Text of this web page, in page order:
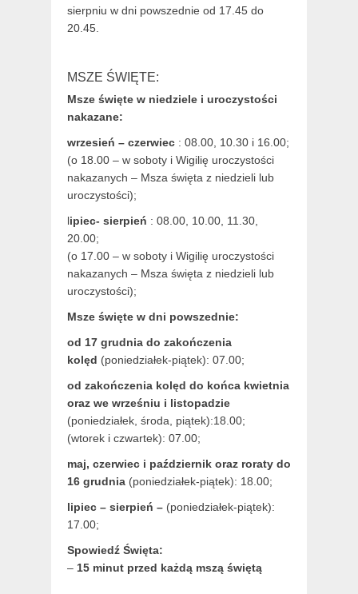
sierpniu w dni powszednie od 17.45 do
20.45.
MSZE ŚWIĘTE:
Msze święte w niedziele i uroczystości
nakazane:
wrzesień – czerwiec : 08.00, 10.30 i 16.00;
(o 18.00 – w soboty i Wigilię uroczystości
nakazanych – Msza święta z niedzieli lub
uroczystości);
lipiec- sierpień : 08.00, 10.00, 11.30,
20.00;
(o 17.00 – w soboty i Wigilię uroczystości
nakazanych – Msza święta z niedzieli lub
uroczystości);
Msze święte w dni powszednie:
od 17 grudnia do zakończenia
kolęd (poniedziałek-piątek): 07.00;
od zakończenia kolęd do końca kwietnia
oraz we wrześniu i listopadzie
(poniedziałek, środa, piątek):18.00;
(wtorek i czwartek): 07.00;
maj, czerwiec i październik oraz roraty do
16 grudnia (poniedziałek-piątek): 18.00;
lipiec – sierpień – (poniedziałek-piątek):
17.00;
Spowiedź Święta:
– 15 minut przed każdą mszą świętą